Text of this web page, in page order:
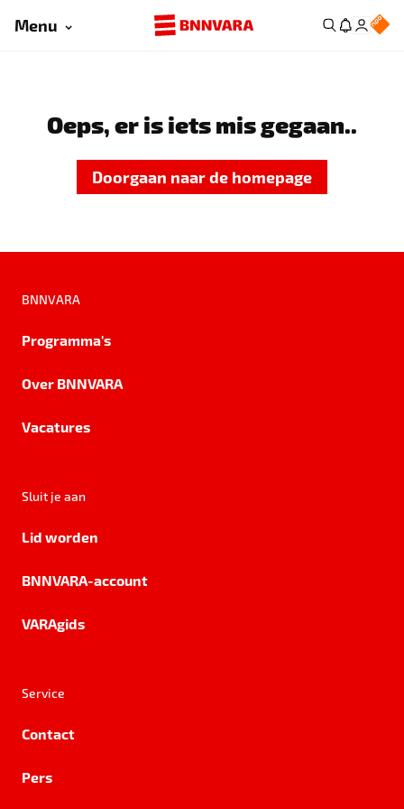
Menu
Oeps, er is iets mis gegaan..
Doorgaan naar de homepage
BNNVARA
Programma's
Over BNNVARA
Vacatures
Sluit je aan
Lid worden
BNNVARA-account
VARAgids
Service
Contact
Pers